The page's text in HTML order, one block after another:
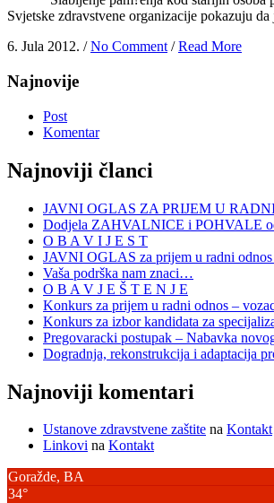
Svjetske zdravstvene organizacije pokazuju
6. Jula 2012. /No Comment/Read More
Najnovije
Post
Komentar
Najnoviji članci
JAVNI OGLAS ZA PRIJEM U
Dodjela ZAHVALNICE i POHVALE
O B A V I J E S T
JAVNI OGLAS za prijem u radni odnos
Vaša podrška nam znaci…
O B A V J E Š T E N J E
Konkurs za prijem u radni odnos –
Konkurs za izbor kandidata za
Pregovaracki postupak – Nabavka
Dogradnja, rekonstrukcija i adaptacija
Najnoviji komentari
Ustanove zdravstvene zaštite na Kontakt
Linkovi na Kontakt
Goražde, BA
34°